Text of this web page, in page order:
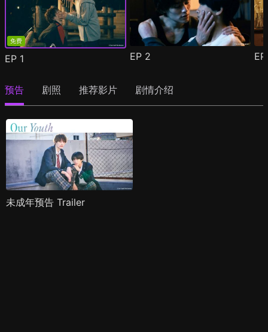
免费
EP 1 EP 2
预告 剧照 推荐影片 剧情介绍
未成年预告 Trailer